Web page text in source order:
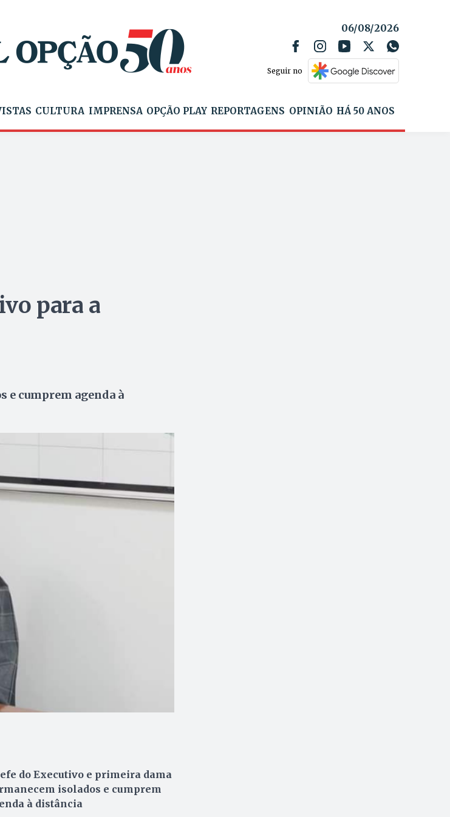
06/08/2026
Seguir no
CULTURA IMPRENSA OPÇÃO PLAY REPORTAGENS OPINIÃO HÁ 50 ANOS
para a
e cumprem agenda à
do Executivo e primeira dama
isolados e cumprem
à distância